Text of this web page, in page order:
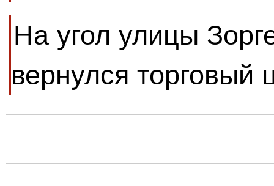
На угол улицы
вернулся торговый